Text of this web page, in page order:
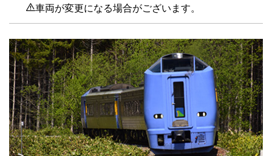
車両が変更になる場合がございます。